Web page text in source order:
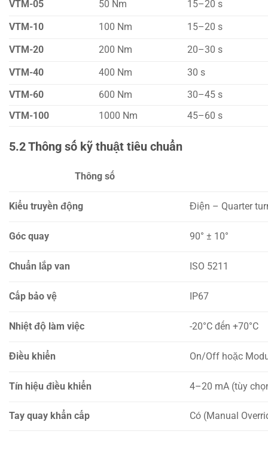
VTM-05 50 Nm
15–20 s
VTM-10
100 Nm
15–20 s
VTM-20
200 Nm
20–30 s
VTM-40
400 Nm
30 s
VTM-60
600 Nm
30–45 s
VTM-100
1000 Nm 45–60 s
5.2 Thông số kỹ thuật tiêu chuẩn
Thông số
Kiểu truyền động Điện – Quarter
Góc quay 90° ± 10°
Chuẩn lắp van ISO 5211
Cấp bảo vệ IP67
Nhiệt độ làm việc -20°C đến +70°C
Điều khiển On/Off hoặc
Tín hiệu điều khiển 4–20 mA (tùy
Tay quay khẩn cấp Có (Manual